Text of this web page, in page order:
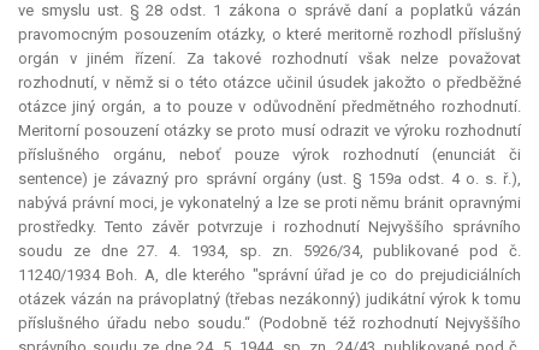
ve smyslu ust. § 28 odst. 1 zákona o správě daní a poplatků vázán
pravomocným posouzením otázky, o které meritorně rozhodl příslušný
orgán v jiném řízení. Za takové rozhodnutí však nelze považovat
rozhodnutí, v němž si o této otázce učinil úsudek jakožto o předběžné
otázce jiný orgán, a to pouze v odůvodnění předmětného rozhodnutí.
Meritorní posouzení otázky se proto musí odrazit ve výroku rozhodnutí
příslušného orgánu, neboť pouze výrok rozhodnutí (enunciát či
sentence) je závazný pro správní orgány (ust. § 159a odst. 4 o. s. ř.),
nabývá právní moci, je vykonatelný a lze se proti němu bránit opravnými
prostředky. Tento závěr potvrzuje i rozhodnutí Nejvyššího správního
soudu ze dne 27. 4. 1934, sp. zn. 5926/34, publikované pod č.
11240/1934 Boh. A, dle kterého "správní úřad je co do prejudiciálních
otázek vázán na právoplatný (třebas nezákonný) judikátní výrok k tomu
příslušného úřadu nebo soudu.“ (Podobně též rozhodnutí Nejvyššího